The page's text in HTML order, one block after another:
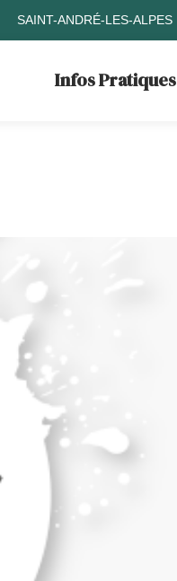
SAINT-ANDRÉ-LES-ALPES
Infos Pratiques